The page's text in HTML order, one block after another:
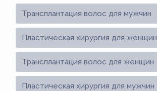
Трансплантация волос для мужчин
Пластическая хирургия для женщин
Трансплантация волос для женщин
Пластическая хирургия для мужчин